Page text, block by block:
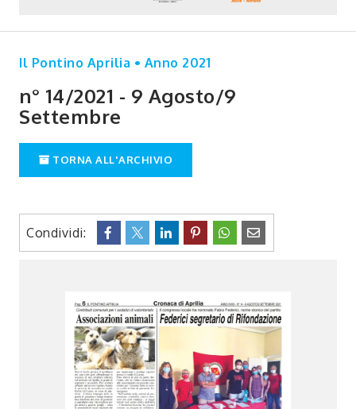
Il Pontino Aprilia • Anno 2021
n° 14/2021 - 9 Agosto/9
Settembre
TORNA ALL'ARCHIVIO
Condividi: